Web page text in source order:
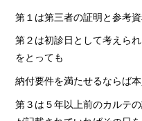
第１は第三者の証明と参考
第２は初診日として考えら
をとっても
納付要件を満たせるならば
第３は５年以上前のカルテ